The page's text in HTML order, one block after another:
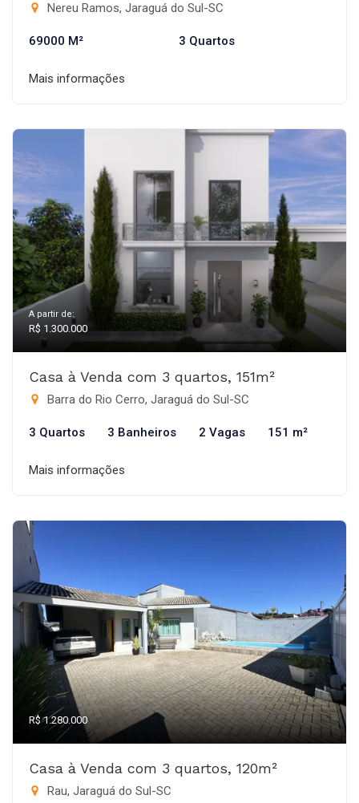
Nereu Ramos, Jaraguá do Sul-SC
69000 M² 3 Quartos
Mais informações
A partir de:
R$ 1.300.000
Casa à Venda com 3 quartos, 151m²
Barra do Rio Cerro, Jaraguá do Sul-SC
3 Quartos 3 Banheiros 2 Vagas 151 m²
Mais informações
R$ 1.280.000
Casa à Venda com 3 quartos, 120m²
Rau, Jaraguá do Sul-SC